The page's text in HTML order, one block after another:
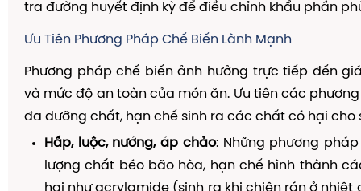
tra đường huyết định kỳ để điều chỉnh khẩu phần
Ưu Tiên Phương Pháp Chế Biến Lành Mạnh
Phương pháp chế biến ảnh hưởng trực tiếp đến
và mức độ an toàn của món ăn. Ưu tiên các
đa dưỡng chất, hạn chế sinh ra các chất có hại cho
Hấp, luộc, nướng, áp chảo: Những phương
lượng chất béo bão hòa, hạn chế hình thành
hại như acrylamide (sinh ra khi chiên rán ở nhiệt